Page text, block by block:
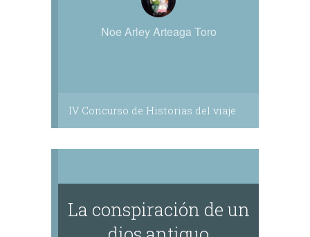
Noe Arley Arteaga Toro
IV Concurso de Historias del viaje
La conspiración de un